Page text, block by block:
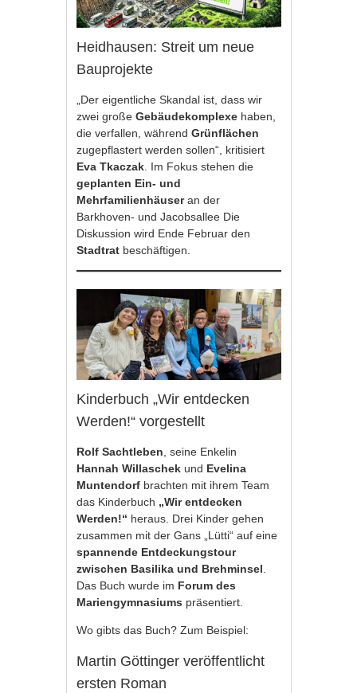
Heidhausen: Streit um neue
Bauprojekte
„Der eigentliche Skandal ist, dass wir
zwei großeGebäudekomplexe haben,
die verfallen, währendGrünflächen
zugepflastert werden sollen“, kritisiert
Eva Tkaczak . Im Fokus stehen die
geplanten Ein- und
Mehrfamilienhäuseran der
Barkhoven- und Jacobsallee Die
Diskussion wird Ende Februar den
Stadtrat beschäftigen.
Kinderbuch „Wir entdecken
Werden!“ vorgestellt
Rolf Sachtleben , seine Enkelin
Hannah Willaschek und Evelina
Muntendorf brachten mit ihrem Team
das Kinderbuch „Wir entdecken
Werden!“ heraus. Drei Kinder gehen
zusammen mit der Gans „Lütti“ auf eine
spannende Entdeckungstour
zwischen Basilika und Brehminsel
Das Buch wurde im Forum des
Mariengymnasiums präsentiert.
Wo gibts das Buch? Zum Beispiel:
Martin Göttinger veröffentlicht
ersten Roman